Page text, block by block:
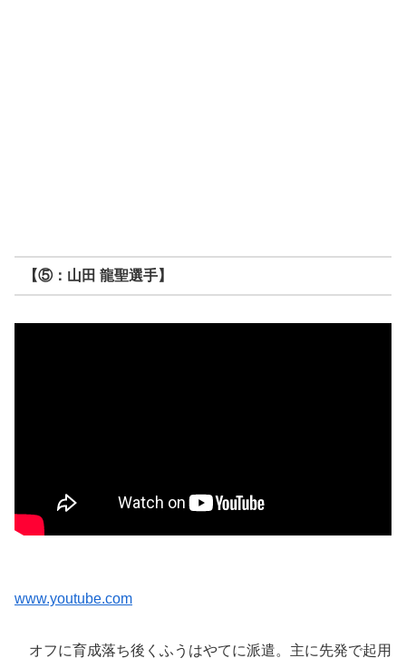
【⑤：山田 龍聖選手】
www.youtube.com
オフに育成落ち後くふうはやてに派遣。主に先発で起用